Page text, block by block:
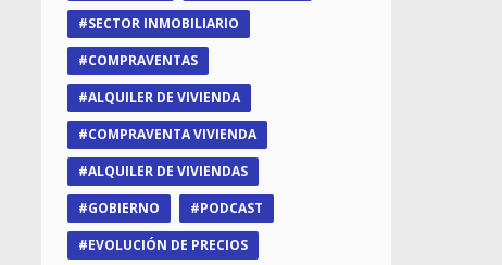
SECTOR INMOBILIARIO
COMPRAVENTAS
ALQUILER DE VIVIENDA
COMPRAVENTA VIVIENDA
ALQUILER DE VIVIENDAS
GOBIERNO
PODCAST
EVOLUCIÓN DE PRECIOS